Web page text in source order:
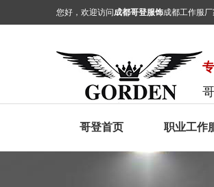
您好，欢迎访问成都哥登服饰成都工作服厂
哥登首页 职业工作